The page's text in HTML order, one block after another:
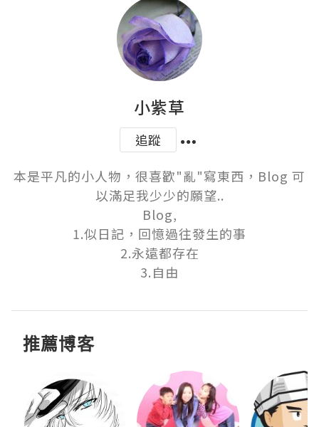
小紫草
追蹤
本是平凡的小人物，很喜歡"亂"寫東西，Blog 可
以滿足我少少的願望..
Blog,
1.似日記，回憶過往發生的事
2.永遠都存在
3.自由
推薦博客